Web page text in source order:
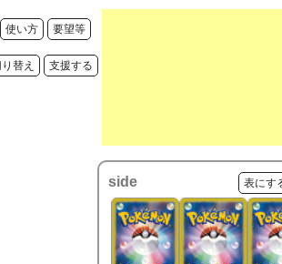
使い方 要望等
替え 支援する
side 表にす